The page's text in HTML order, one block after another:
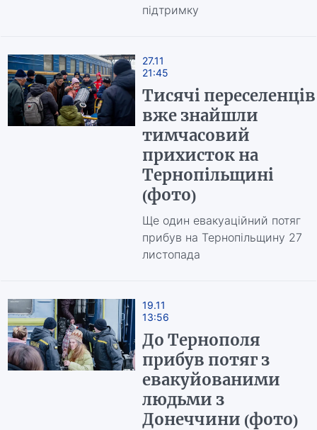
підтримку
27.11
21:45
Тисячі переселенців
вже знайшли
тимчасовий
прихисток на
Тернопільщині
(фото)
Ще один евакуаційний потяг
прибув на Тернопільщину 27
листопада
19.11
13:56
До Тернополя
прибув потяг з
евакуйованими
людьми з
Донеччини (фото)